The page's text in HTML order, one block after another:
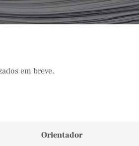
em breve.
Orientador